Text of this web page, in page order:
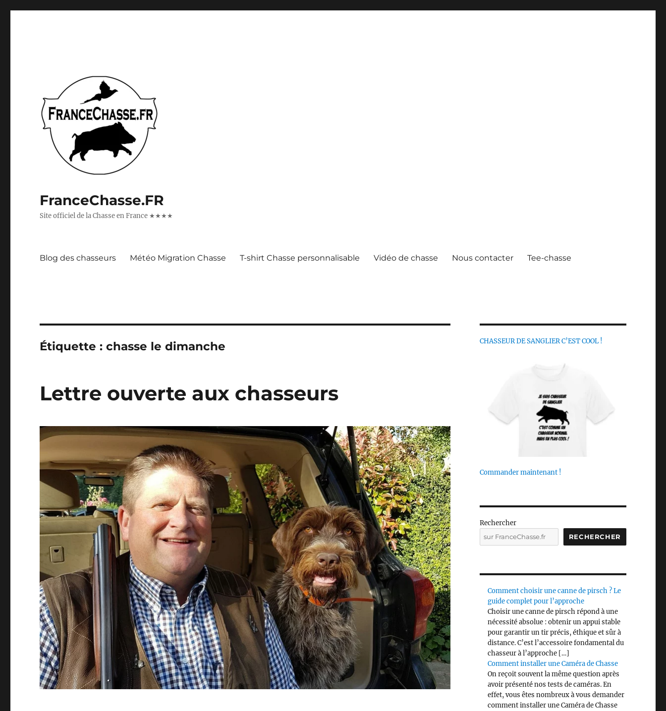
FranceChasse.FR
Site officiel de la Chasse en France ★★★★
Blog des chasseurs Météo Migration Chasse T-shirt Chasse personnalisable Vidéo de chasse Nous contacter Tee-chasse
Étiquette :chasse le dimanche
Lettre ouverte aux chasseurs
CHASSEUR DE SANGLIER C’EST COOL !
Commander maintenant !
Rechercher
RECHERCHER
Comment choisir une canne de pirsch ? Le
guide complet pour l’approche
Choisir une canne de pirsch répond à une
nécessité absolue : obtenir un appui stable
pour garantir un tir précis, éthique et sûr à
distance. C’est l’accessoire fondamental du
chasseur à l’approche […]
Comment installer une Caméra de Chasse
On reçoit souvent la même question après
avoir présenté nos tests de caméras. En
effet, vous êtes nombreux à vous demander
comment installer une Caméra de Chasse